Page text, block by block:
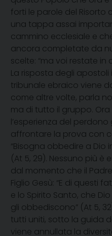
forti le parole del
una tappa assai
cammino ecclesiale e
ancora completate da
scelte: “ma voi restate in
La risposta degli
tribunale ebraico viene
come altre volte, parla
ma di tutto il gruppo.
l’esperienza del
affrontare la prova con
“Bisogna obbedire a Dio
(At 5, 29). Nessuno più è
dal momento che il
Figlio Gesù: “E di questi
e lo Spirito Santo, che
gli obbediscono” (At 5,
tutti uniti, sotto la guida
viene annullata la